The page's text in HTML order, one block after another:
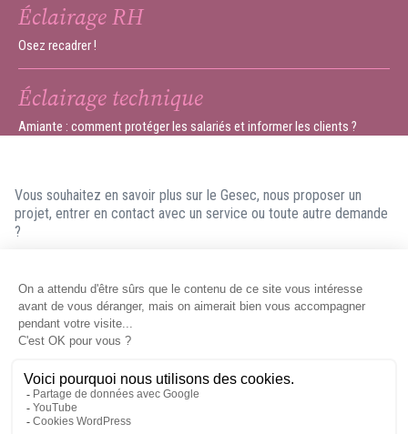
Éclairage RH
Osez recadrer !
Éclairage technique
Amiante : comment protéger les salariés et informer les clients ?
Vous souhaitez en savoir plus sur le Gesec, nous proposer un
projet, entrer en contact avec un service ou toute autre demande
?
répondre dans les meilleurs délais.